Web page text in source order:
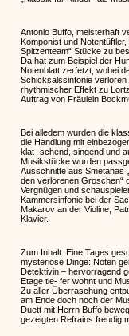
Antonio Buffo, meisterhaft
Komponist und
Spitzenteam“ Stücke zu
Da hat zum Beispiel der
Notenblatt zerfetzt, wobei
Schicksalssinfonie
rhythmischer Effekt zu
Auftrag von Fräulein
Bei alledem wurden die
die Handlung mit
klat- schend, singend und
Musikstücke wurden
Ausschnitte aus Smetanas
den verlorenen Groschen“
Vergnügen und
Kammersinfonie bei der
Makarov an der Violine,
Klavier.
Zum Inhalt: Eine Tages
mysteriöse Dinge: Noten
Detektivin – hervorragend
Etage tie- fer wohnt und
Zu aller Überraschung
am Ende doch noch der
Duett mit Herrn Buffo
gezeigten Refrains freudig